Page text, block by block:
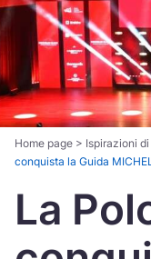
Español
Italiano
Nederlands
Português
Україна
Home page > Ispirazioni
conquista la Guida
La